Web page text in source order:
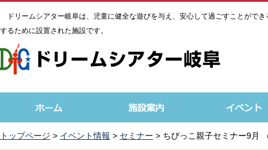
ドリームシアター岐阜は、児童に健全な遊びを与え、安心して過ごすことができ
するために設置された施設です。
トップページ > イベント情報 > セミナー > ちびっこ親子セミナー9月